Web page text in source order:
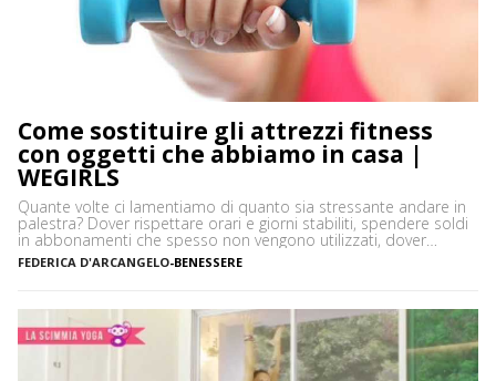
Come sostituire gli attrezzi fitness
con oggetti che abbiamo in casa |
WEGIRLS
Quante volte ci lamentiamo di quanto sia stressante andare in
palestra? Dover rispettare orari e giorni stabiliti, spendere soldi
in abbonamenti che spesso non vengono utilizzati, dover
prendere un mezzo per arrivare in palestra: in moltissimi
preferiscono allenarsi a casa per queste e tante altre ragioni.
FEDERICA D'ARCANGELO-BENESSERE